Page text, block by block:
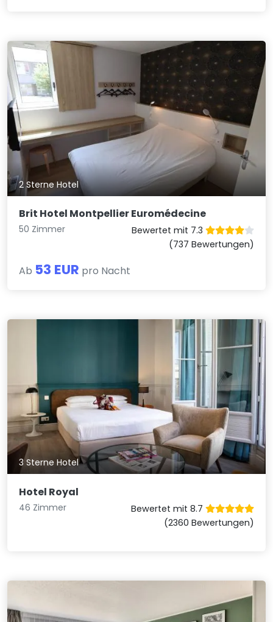
2 Sterne Hotel
Brit Hotel Montpellier Euromédecine
50 Zimmer
Bewertet mit 7.3
(737 Bewertungen)
Ab 53 EUR pro Nacht
3 Sterne Hotel
Hotel Royal
46 Zimmer
Bewertet mit 8.7
(2360 Bewertungen)